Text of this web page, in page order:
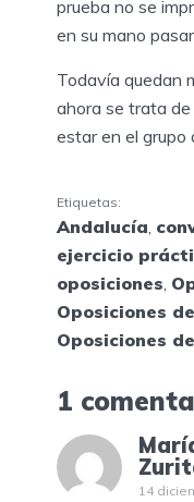
prueba no se
en su mano
Todavía quedan
ahora se trata
estar en el grupo
Etiquetas:
Andalucía,
ejercicio
oposiciones,
Oposiciones
Oposiciones
1
14